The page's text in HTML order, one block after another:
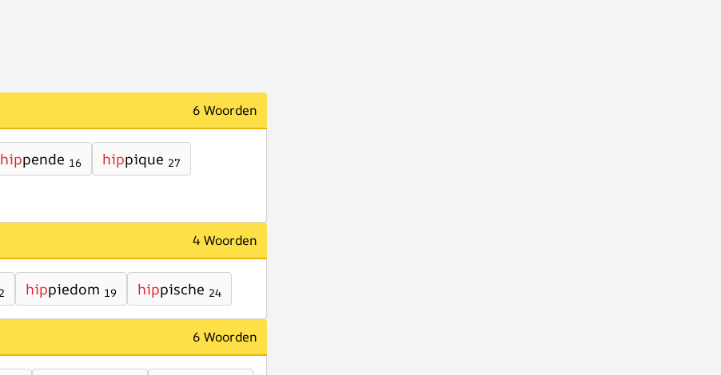
6 Woorden
hippende 16 hippique 27
4 Woorden
hippiedom 19 hippische 24
6 Woorden